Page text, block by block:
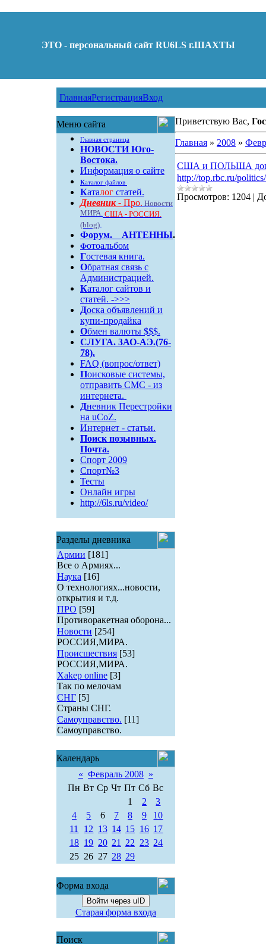
ЭТО - персональный сайт RU6LS г.ШАХТЫ
ГлавнаяРегистрацияВход
Меню сайта
Главная страница
НОВОСТИ Юго-
Востока.
Информация о сайте
Каталог файлов
Каталогстатей.
Дневник - Про. Новости
МИРА.США - РОССИЯ.
(blog)
Форум. АНТЕННЫ.
Фотоальбом
Гостевая книга.
Обратная связь c
Администрацией.
Каталог сайтов и
статей. ->>>
Доска объявлений и
купи-продайка
Обмен валюты $$$.
СЛУГА. 3АО-АЭ.(76-
78).
FAQ (вопрос/ответ)
Поисковые системы,
отправить СМС - из
интернета.
Дневник Перестройки
на uCoZ.
Интернет - статьи.
Поиск позывных.
Почта.
Спорт 2009
Спорт№3
Тесты
Онлайн игры
http://6ls.ru/video/
Разделы дневника
Армии [181]
Все о Армиях...
Наука [16]
О технологиях...новости,
открытия и т.д.
ПРО [59]
Противоракетная оборона...
Новости [254]
РОССИЯ,МИРА.
Происшествия [53]
РОССИЯ,МИРА.
Xakep online [3]
Так по мелочам
СНГ [5]
Страны СНГ.
Самоуправство. [11]
Самоуправство.
Календарь
« Февраль 2008 »
Пн Вт Ср Чт Пт Сб Вс
1
2
3
4
5 6 7 8 9
10
11
12 13 14 15 16 17
18 19 20 21 22 23 24
25 26 27 28 29
Форма входа
Войти через uID
Старая форма входа
Поиск
Приветствую Вас,
Главная» 2008 »
США и ПОЛЬША
http://top.rbc.ru/
Просмотров: 1204 |